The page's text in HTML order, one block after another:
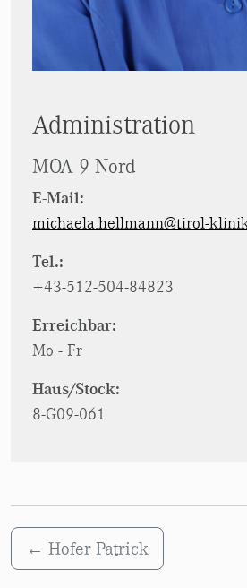
Administration
MOA 9 Nord
E-Mail:
michaela.hellmann@tirol-
Tel.:
+43-512-504-84823
Erreichbar:
Mo - Fr
Haus/Stock:
8-G09-061
← Hofer Patrick